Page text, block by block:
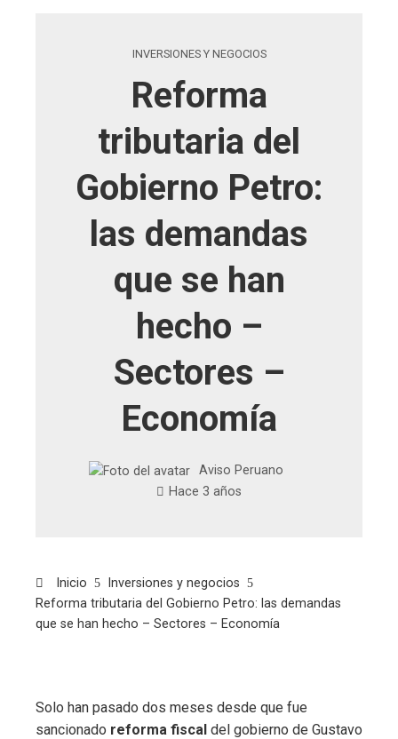
INVERSIONES Y NEGOCIOS
Reforma
tributaria del
Gobierno Petro:
las demandas
que se han
hecho –
Sectores –
Economía
Aviso Peruano
Hace 3 años
Inicio
Inversiones y negocios
Reforma tributaria del Gobierno Petro: las demandas
que se han hecho – Sectores – Economía
Solo han pasado dos meses desde que fue
sancionado reforma fiscal del gobierno de Gustavo